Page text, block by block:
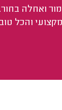
ואחלה
והכל